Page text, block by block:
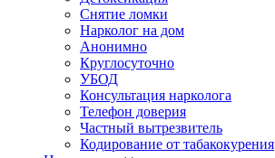
Снятие ломки
Нарколог на дом
Анонимно
Круглосуточно
УБОД
Консультация нарколога
Телефон доверия
Частный вытрезвитель
Кодирование от табакокурения